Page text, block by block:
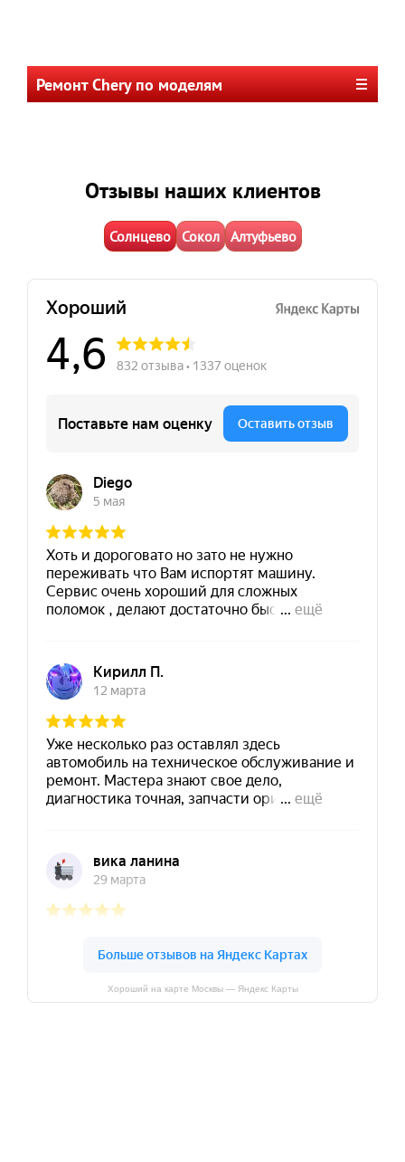
Ремонт Chery по моделям
Отзывы наших клиентов
Солнцево Сокол Алтуфьево
Хороший на карте Москвы — Яндекс Карты